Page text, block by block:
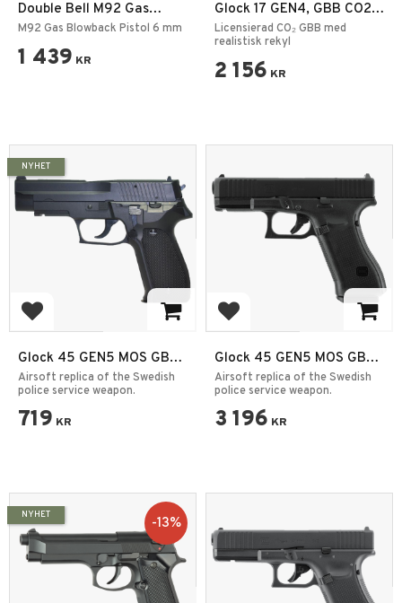
Double Bell M92 Gas
Blowback Pistol 6 mm –
M92 Gas Blowback Pistol 6 mm
1 439 KR
Glock 17 GEN4, GBB CO2
6mm
Licensierad CO₂ GBB med
realistisk rekyl
2 156 KR
Add to favorites
Glock 45 GEN5 MOS GBB
6mm
Airsoft replica of the Swedish
police service weapon.
719 KR
NYHET
Add to favorites
Glock 45 GEN5 MOS GBB
6mm
Airsoft replica of the Swedish
police service weapon.
3 196 KR
13%
NYHET